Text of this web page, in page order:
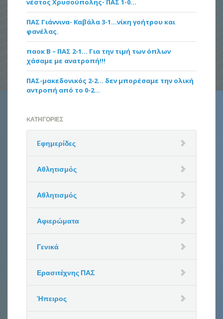
νέστος Χρυσούπολης- ΠΑΣ 1-0…
ΠΑΣ Γιάννινα- Καβάλα 3-1…νίκη γοήτρου και
φανέλας.
παοκ Β – ΠΑΣ 2-1… Για την τιμή των όπλων
χάσαμε με ανατροπή!!!
ΠΑΣ-μακεδονικός 2-2… δεν μπορέσαμε την ολική
αντροπή από το 0-2…
KΑΤΗΓΟΡΊΕΣ
Eφημερίδες
Αθλητισμός
Αθλητισμός
Αφιερώματα
Γενικά
Ερασιτέχνης ΠΑΣ
Ήπειρος